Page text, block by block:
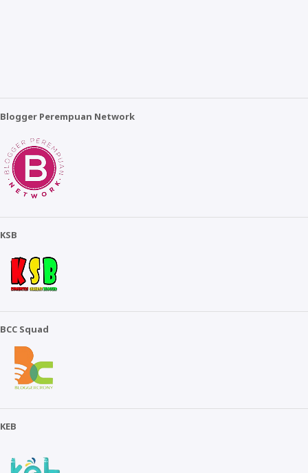
Blogger Perempuan Network
KSB
BCC Squad
KEB